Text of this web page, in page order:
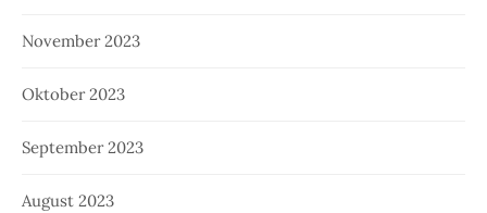
November 2023
Oktober 2023
September 2023
August 2023